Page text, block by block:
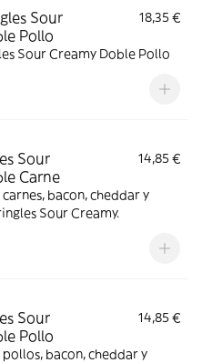
Sour
Pollo
18,35 €
Sour Creamy Doble Pollo
Sour
Carne
14,85 €
bacon, cheddar y
Sour Creamy.
Sour
Pollo
14,85 €
pollos, bacon, cheddar y